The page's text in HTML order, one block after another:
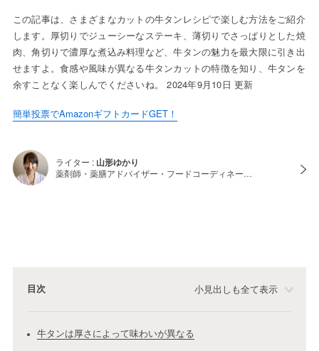
この記事は、さまざまなカットの牛タンレシピで楽しむ方法をご紹介
します。厚切りでジューシーなステーキ、薄切りでさっぱりとした焼
肉、角切りで濃厚な煮込み料理など、牛タンの魅力を最大限に引き出
せますよ。食感や風味が異なる牛タンカットの特徴を知り、牛タンを
余すことなく楽しんでくださいね。 2024年9月10日 更新
簡単投票でAmazonギフトカードGET！
ライター : 山形ゆかり
薬剤師・薬膳アドバイザー・フードコーディネー…
目次 小見出しも全て表示
牛タンは厚さによって味わいが異なる